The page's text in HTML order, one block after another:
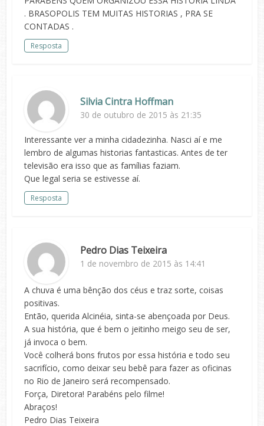
. BRASOPOLIS TEM MUITAS HISTORIAS , PRA SE
CONTADAS .
Resposta
Silvia Cintra Hoffman
30 de outubro de 2015 às 21:35
Interessante ver a minha cidadezinha. Nasci aí e me
lembro de algumas historias fantasticas. Antes de ter
televisão era isso que as famílias faziam.
Que legal seria se estivesse aí.
Resposta
Pedro Dias Teixeira
1 de novembro de 2015 às 14:41
A chuva é uma bênção dos céus e traz sorte, coisas
positivas.
Então, querida Alcinéia, sinta-se abençoada por Deus.
A sua história, que é bem o jeitinho meigo seu de ser,
já invoca o bem.
Você colherá bons frutos por essa história e todo seu
sacrifício, como deixar seu bebê para fazer as oficinas
no Rio de Janeiro será recompensado.
Força, Diretora! Parabéns pelo filme!
Abraços!
Pedro Dias Teixeira